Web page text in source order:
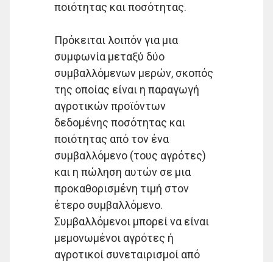
ποιότητας και ποσότητας.
Πρόκειται λοιπόν για μια
συμφωνία μεταξύ δύο
συμβαλλόμενων μερών, σκοπός
της οποίας είναι η παραγωγή
αγροτικών προϊόντων
δεδομένης ποσότητας και
ποιότητας από τον ένα
συμβαλλόμενο (τους αγρότες)
και η πώληση αυτών σε μια
προκαθορισμένη τιμή στον
έτερο συμβαλλόμενο.
Συμβαλλόμενοι μπορεί να είναι
μεμονωμένοι αγρότες ή
αγροτικοί συνεταιρισμοί από